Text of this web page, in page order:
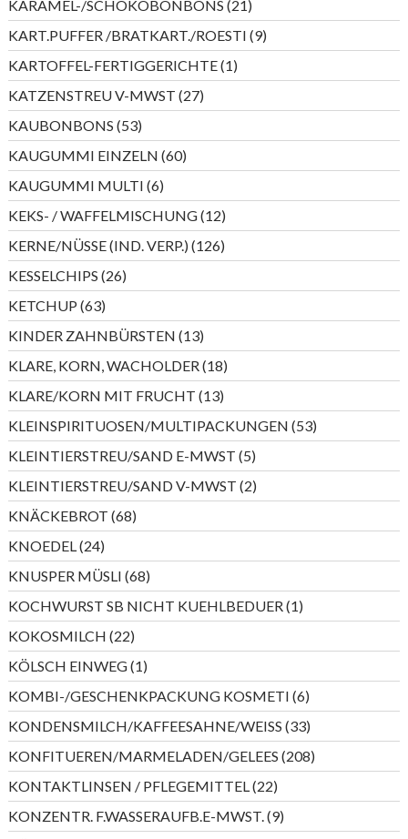
KARAMEL-/SCHOKOBONBONS 2121
Produkte
KART.PUFFER /BRATKART./ROESTI 99
Produkte
KARTOFFEL-FERTIGGERICHTE 11
Produkt
KATZENSTREU V-MWST 2727
Produkte
KAUBONBONS 5353
Produkte
KAUGUMMI EINZELN 6060
Produkte
KAUGUMMI MULTI 66
Produkte
KEKS- / WAFFELMISCHUNG 1212
Produkte
KERNE/NÜSSE (IND. VERP.) 126126
Produkte
KESSELCHIPS 2626
Produkte
KETCHUP 6363
Produkte
KINDER ZAHNBÜRSTEN 1313
Produkte
KLARE, KORN, WACHOLDER 1818
Produkte
KLARE/KORN MIT FRUCHT 1313
Produkte
KLEINSPIRITUOSEN/MULTIPACKUNGEN 5353
Produkte
KLEINTIERSTREU/SAND E-MWST 55
Produkte
KLEINTIERSTREU/SAND V-MWST 22
Produkte
KNÄCKEBROT 6868
Produkte
KNOEDEL 2424
Produkte
KNUSPER MÜSLI 6868
Produkte
KOCHWURST SB NICHT KUEHLBEDUER 11
Produkt
KOKOSMILCH 2222
Produkte
KÖLSCH EINWEG 11
Produkt
KOMBI-/GESCHENKPACKUNG KOSMETI 66
Produkte
KONDENSMILCH/KAFFEESAHNE/WEISS 3333
Produkte
KONFITUEREN/MARMELADEN/GELEES 208208
Produkte
KONTAKTLINSEN / PFLEGEMITTEL 2222
Produkte
KONZENTR. F.WASSERAUFB.E-MWST. 99
Produkte